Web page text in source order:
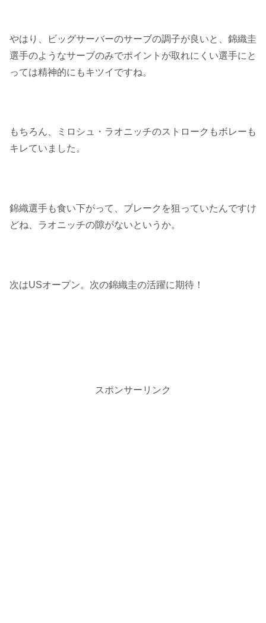
やはり、ビッグサーバーのサーブの調子が良いと、錦織圭
選手のようなサーブのみでポイントが取れにくい選手にと
っては精神的にもキツイですね。
もちろん、ミロシュ・ラオニッチのストロークもボレーも
キレていました。
錦織選手も食い下がって、ブレークを狙っていたんですけ
どね、ラオニッチの隙がないというか。
次はUSオープン。次の錦織圭の活躍に期待！
スポンサーリンク